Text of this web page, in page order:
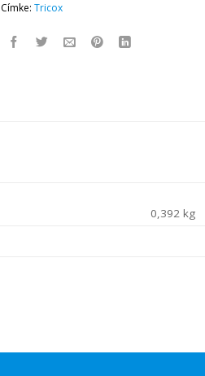
Címke:Tricox
0,392 kg